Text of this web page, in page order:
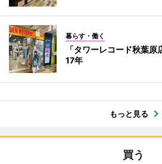
暮らす・働く
「タワーレコード秋葉
17年
もっと見る
買う